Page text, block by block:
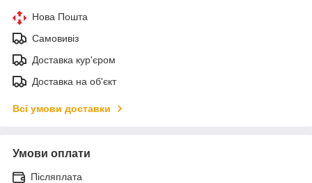
Нова Пошта
Самовивіз
Доставка кур'єром
Доставка на об'єкт
Всі умови доставки
Умови оплати
Післяплата